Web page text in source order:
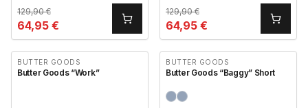
129,90€
64,95 €
129,90€
64,95 €
BUTTER GOODS
Butter Goods “Work”
BUTTER GOODS
Butter Goods “Baggy” Short